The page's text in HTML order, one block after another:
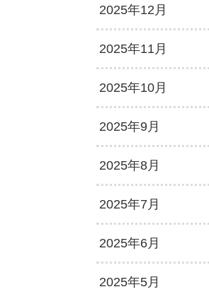
2025年12月
2025年11月
2025年10月
2025年9月
2025年8月
2025年7月
2025年6月
2025年5月